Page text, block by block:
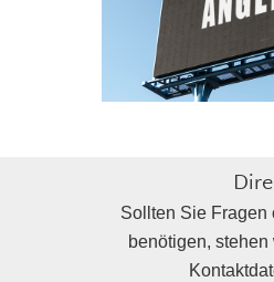
Sollten Sie Fragen
benötigen,